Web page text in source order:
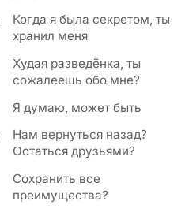
Когда я была секретом, ты
хранил меня
Худая разведёнка, ты
сожалеешь обо мне?
Я думаю, может быть
Нам вернуться назад?
Остаться друзьями?
Сохранить все
преимущества?